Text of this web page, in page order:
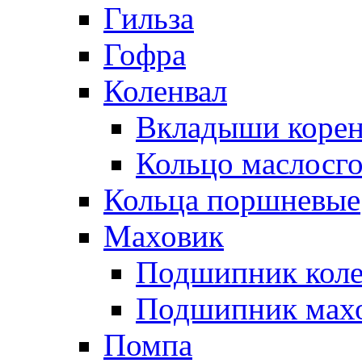
Гильза
Гофра
Коленвал
Вкладыши
Кольцо
Кольца поршневые
Маховик
Подшипник
Подшипник
Помпа